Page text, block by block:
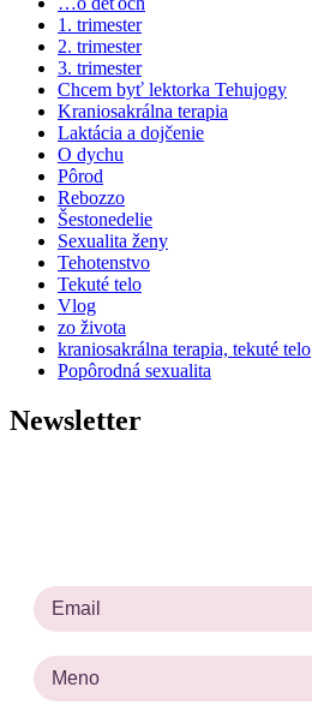
1. trimester
2. trimester
3. trimester
Chcem byť lektorka Tehujogy
Kraniosakrálna terapia
Laktácia a dojčenie
O dychu
Pôrod
Rebozzo
Šestonedelie
Sexualita ženy
Tehotenstvo
Tekuté telo
Vlog
zo života
kraniosakrálna terapia, tekuté telo
Popôrodná sexualita
Newsletter